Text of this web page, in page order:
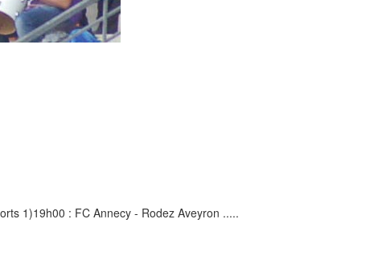
1)19h00 : FC Annecy - Rodez Aveyron .....